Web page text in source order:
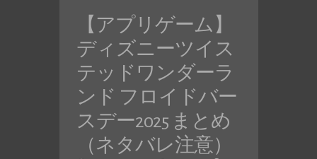
【アプリゲーム】
ディズニーツイス
テッドワンダーラ
ンド フロイドバー
スデー2025 まとめ
（ネタバレ注意）